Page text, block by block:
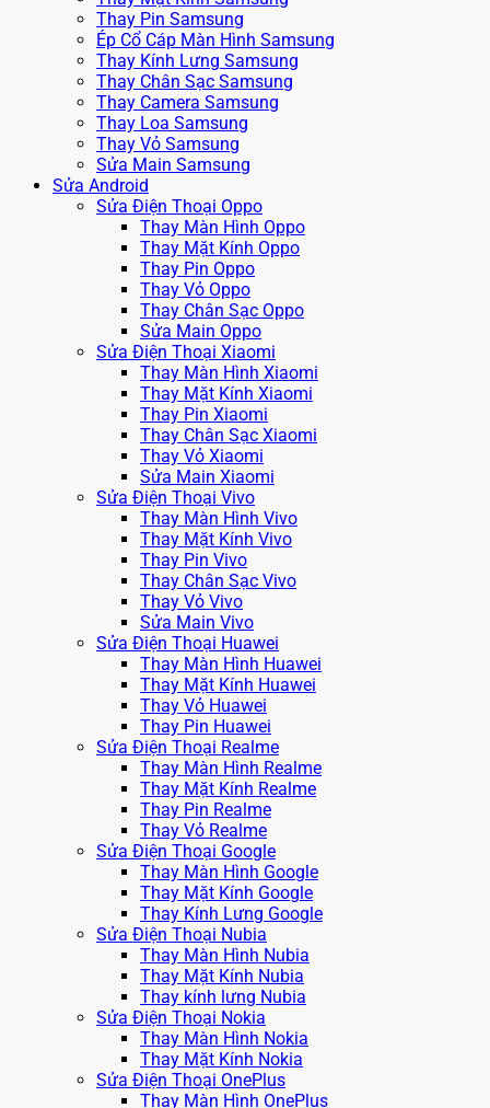
Thay Pin Samsung
Ép Cổ Cáp Màn Hình Samsung
Thay Kính Lưng Samsung
Thay Chân Sạc Samsung
Thay Camera Samsung
Thay Loa Samsung
Thay Vỏ Samsung
Sửa Main Samsung
Sửa Android
Sửa Điện Thoại Oppo
Thay Màn Hình Oppo
Thay Mặt Kính Oppo
Thay Pin Oppo
Thay Vỏ Oppo
Thay Chân Sạc Oppo
Sửa Main Oppo
Sửa Điện Thoại Xiaomi
Thay Màn Hình Xiaomi
Thay Mặt Kính Xiaomi
Thay Pin Xiaomi
Thay Chân Sạc Xiaomi
Thay Vỏ Xiaomi
Sửa Main Xiaomi
Sửa Điện Thoại Vivo
Thay Màn Hình Vivo
Thay Mặt Kính Vivo
Thay Pin Vivo
Thay Chân Sạc Vivo
Thay Vỏ Vivo
Sửa Main Vivo
Sửa Điện Thoại Huawei
Thay Màn Hình Huawei
Thay Mặt Kính Huawei
Thay Vỏ Huawei
Thay Pin Huawei
Sửa Điện Thoại Realme
Thay Màn Hình Realme
Thay Mặt Kính Realme
Thay Pin Realme
Thay Vỏ Realme
Sửa Điện Thoại Google
Thay Màn Hình Google
Thay Mặt Kính Google
Thay Kính Lưng Google
Sửa Điện Thoại Nubia
Thay Màn Hình Nubia
Thay Mặt Kính Nubia
Thay kính lưng Nubia
Sửa Điện Thoại Nokia
Thay Màn Hình Nokia
Thay Mặt Kính Nokia
Sửa Điện Thoại OnePlus
Thay Màn Hình OnePlus